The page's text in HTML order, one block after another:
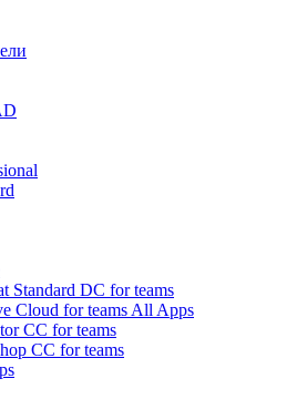
Standard DC for teams
Cloud for teams All Apps
CC for teams
CC for teams